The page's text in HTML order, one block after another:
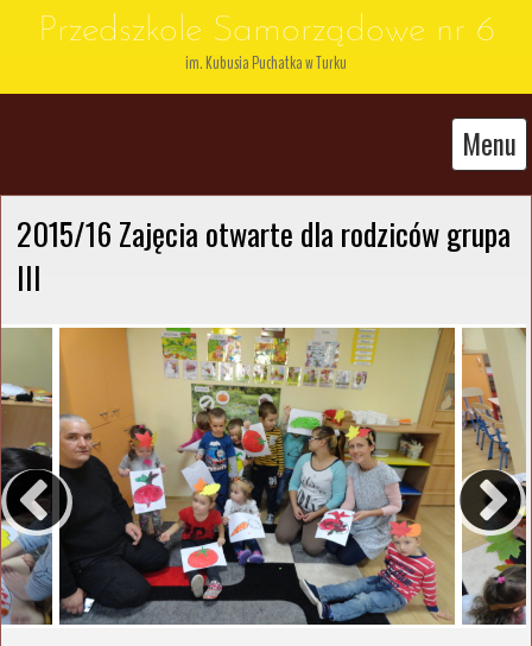
Przedszkole Samorządowe nr 6
im. Kubusia Puchatka w Turku
Menu
2015/16 Zajęcia otwarte dla rodziców grupa
III